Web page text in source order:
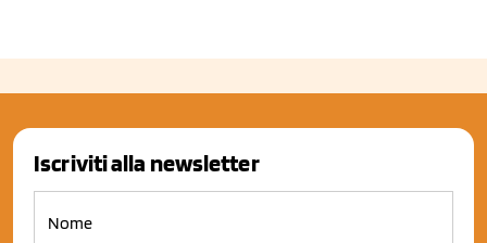
Iscriviti alla newsletter